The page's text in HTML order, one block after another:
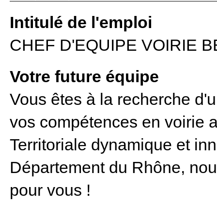
Intitulé de l'emploi
CHEF D'EQUIPE VOIRIE
Votre future équipe
Vous êtes à la recherche
vos compétences en voirie
Territoriale dynamique et
Département du Rhône,
pour vous !